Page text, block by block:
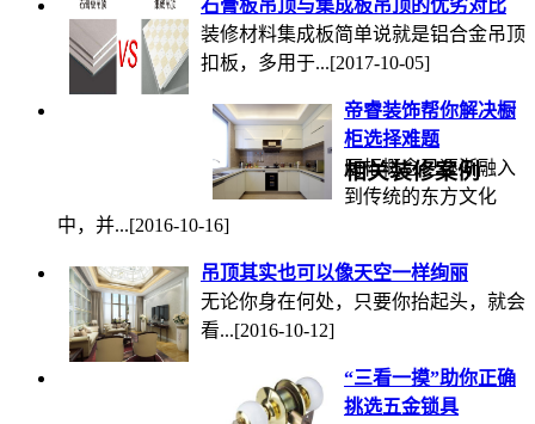
石膏板吊顶与集成板吊顶的优劣对比
装修材料集成板简单说就是铝合金吊顶
扣板，多用于...[2017-10-05]
帝睿装饰帮你解决橱
柜选择难题
厨柜概念已逐渐融入
到传统的东方文化
中，并...[2016-10-16]
吊顶其实也可以像天空一样绚丽
无论你身在何处，只要你抬起头，就会
看...[2016-10-12]
“三看一摸”助你正确
挑选五金锁具
相关装修案例